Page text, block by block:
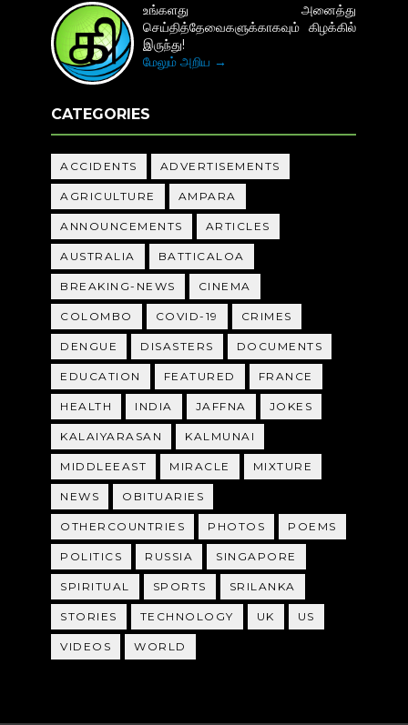
உங்களது அனைத்து
செய்தித்தேவைகளுக்காகவும் கிழக்கில்
இருந்து!
மேலும் அறிய →
CATEGORIES
ACCIDENTS ADVERTISEMENTS
AGRICULTURE AMPARA
ANNOUNCEMENTS ARTICLES
AUSTRALIA BATTICALOA
BREAKING-NEWS CINEMA
COLOMBO COVID-19 CRIMES
DENGUE DISASTERS DOCUMENTS
EDUCATION FEATURED FRANCE
HEALTH INDIA JAFFNA JOKES
KALAIYARASAN KALMUNAI
MIDDLEEAST MIRACLE MIXTURE
NEWS OBITUARIES
OTHERCOUNTRIES PHOTOS POEMS
POLITICS RUSSIA SINGAPORE
SPIRITUAL SPORTS SRILANKA
STORIES TECHNOLOGY UK US
VIDEOS WORLD